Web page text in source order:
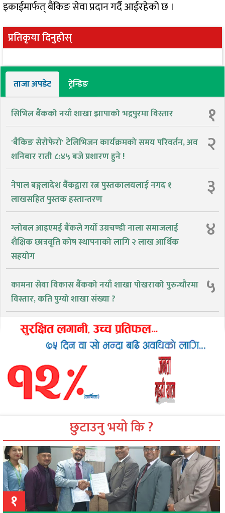
इकाईमार्फत् बैंकिङ सेवा प्रदान गर्दै आईरहेको छ ।
प्रतिकृया दिनुहोस्
ताजा अपडेट ट्रेन्डिङ
सिभिल बैंकको नयाँ शाखा झापाको भद्रपुरमा विस्तार १
'बैंकिङ सेरोफेरो' टेलिभिजन कार्यक्रमको समय परिवर्तन, अव
शनिबार राती ८:४५ बजे प्रशारण हुने !
२
नेपाल बङ्गलादेश बैंकद्वारा रत्न पुस्तकालयलाई नगद १
लाखसहित पुस्तक हस्तान्तरण
३
ग्लोबल आइएमई बैंकले गर्यो उग्रचण्डी नाला समाजलाई
शैक्षिक छात्रवृति कोष स्थापनाको लागि २ लाख आर्थिक
सहयोग
४
कामना सेवा विकास बैंकको नयाँ शाखा पोखराको पुरुन्चौरमा
विस्तार, कति पुग्यो शाखा संख्या ?
५
छुटाउनु भयो कि ?
१